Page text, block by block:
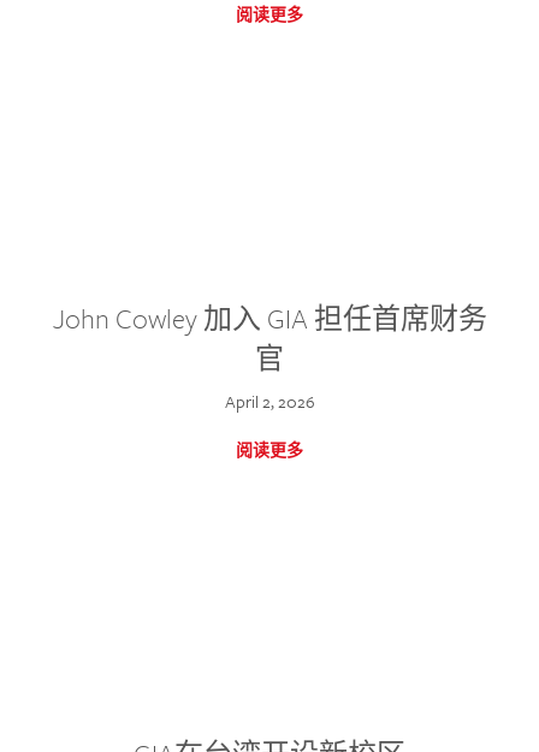
阅读更多
John Cowley 加入 GIA 担任首席财务
官
April 2, 2026
阅读更多